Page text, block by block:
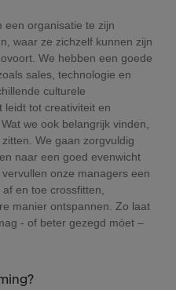
een organisatie te zijn
waar ze zichzelf kunnen zijn
We hebben een goede
sales, technologie en
culturele
leidt tot creativiteit en
we ook belangrijk vinden,
We gaan zorgvuldig
naar een goed evenwicht
onze managers een
en toe crossfitten,
manier ontspannen. Zo laat
- of beter gezegd móet –